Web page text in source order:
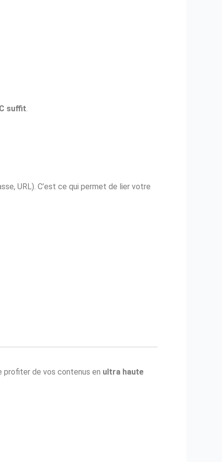
suffit.
URL). C’est ce qui permet de lier votre
profiter de vos contenus en ultra haute